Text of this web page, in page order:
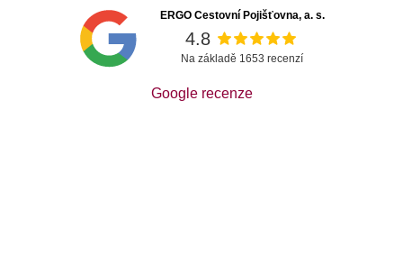
ERGO Cestovní Pojišťovna, a. s.
4.8
Na základě 1653 recenzí
Google recenze